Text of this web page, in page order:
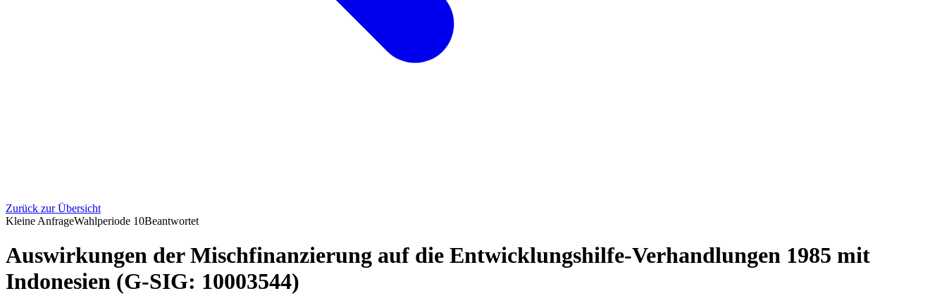
Zurück zur Übersicht
Kleine AnfrageWahlperiode 10Beantwortet
Auswirkungen der Mischfinanzierung auf die Entwicklungshilfe-Verhandlungen 1985 mit
Indonesien (G-SIG: 10003544)